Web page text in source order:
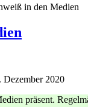
in den Medien
Dezember 2020
präsent.